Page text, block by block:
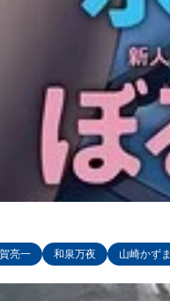
亮一 和泉万夜 山崎かずま